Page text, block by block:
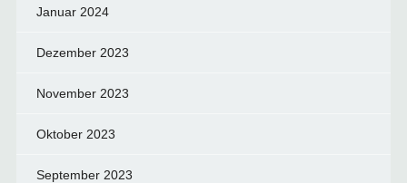
Januar 2024
Dezember 2023
November 2023
Oktober 2023
September 2023